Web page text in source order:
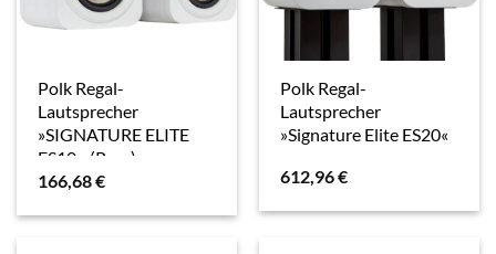
Polk Regal-
Lautsprecher
»SIGNATURE ELITE
ES10«, (Paar)
166,68€
Polk Regal-
Lautsprecher
»Signature Elite ES20«
612,96€